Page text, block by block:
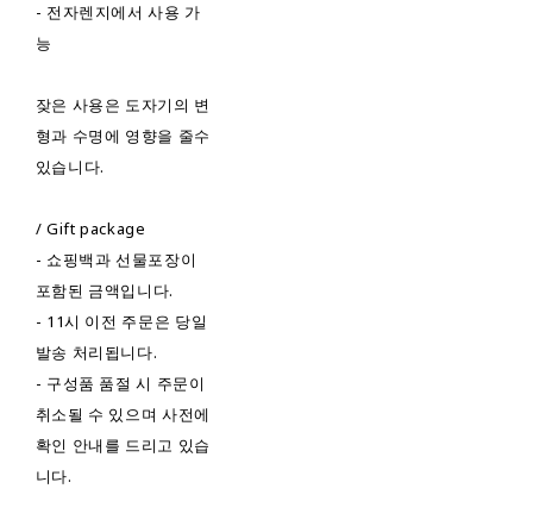
- 전자렌지에서 사용 가
능
잦은 사용은 도자기의 변
형과 수명에 영향을 줄수
있습니다.
/ Gift package
- 쇼핑백과 선물포장이
포함된 금액입니다.
- 11시 이전 주문은 당일
발송 처리됩니다.
- 구성품 품절 시 주문이
취소될 수 있으며 사전에
확인 안내를 드리고 있습
니다.